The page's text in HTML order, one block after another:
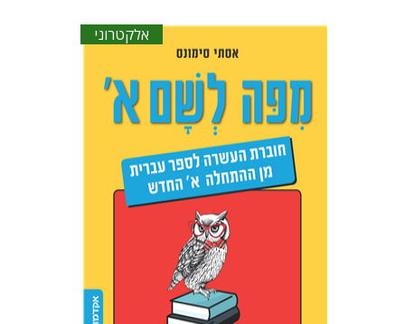
אלקטרוני
אסתר סימונס
הנחת אתר ספר אלקטרוני